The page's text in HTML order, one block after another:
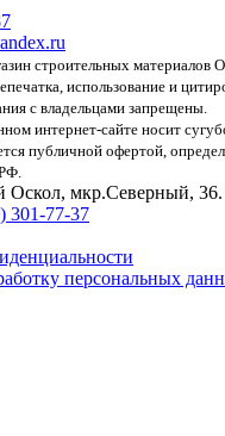
строительных материалов
использование и
с владельцами запрещены.
интернет-сайте носит
публичной офертой,
Оскол, мкр.Северный, 36.
301-77-37
персональных